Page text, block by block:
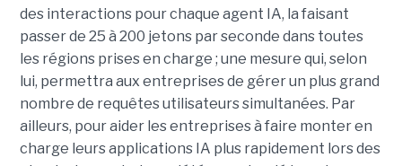
des interactions pour chaque agent IA, la faisant
passer de 25 à 200 jetons par seconde dans toutes
les régions prises en charge ; une mesure qui, selon
lui, permettra aux entreprises de gérer un plus grand
nombre de requêtes utilisateurs simultanées. Par
ailleurs, pour aider les entreprises à faire monter en
charge leurs applications IA plus rapidement lors des